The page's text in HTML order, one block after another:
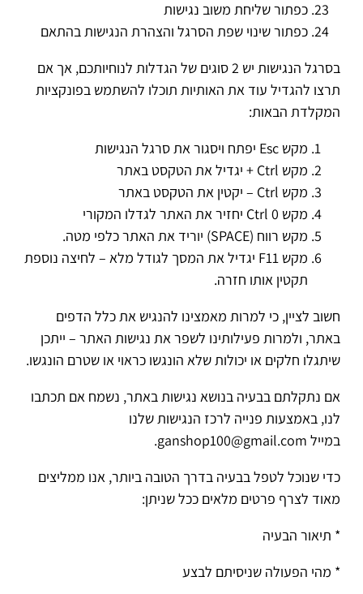
כפתור שליחת משוב נגישות
כפתור שינוי שפת הסרגל והצהרת הנגישות בהתאם
בסרגל הנגישות יש 2 סוגים של הגדלות לנוחיותכם, אך אם
תרצו להגדיל עוד את האותיות תוכלו להשתמש בפונקציות
המקלדת הבאות:
מקש Esc יפתח ויסגור את סרגל הנגישות
מקש Ctrl + יגדיל את הטקסט באתר
מקש Ctrl – יקטין את הטקסט באתר
מקש Ctrl 0 יחזיר את האתר לגדלו המקורי
מקש רווח (SPACE) יוריד את האתר כלפי מטה.
מקש F11 יגדיל את המסך לגודל מלא – לחיצה נוספת
תקטין אותו חזרה.
חשוב לציין, כי למרות מאמצינו להנגיש את כלל הדפים
באתר, ולמרות פעילותינו לשפר את נגישות האתר – ייתכן
שיתגלו חלקים או יכולות שלא הונגשו כראוי או שטרם הונגשו.
אם נתקלתם בבעיה בנושא נגישות באתר, נשמח אם תכתבו
לנו, באמצעות פנייה לרכז הנגישות שלנו
במייל ganshop100@gmail.com.
כדי שנוכל לטפל בבעיה בדרך הטובה ביותר, אנו ממליצים
מאוד לצרף פרטים מלאים ככל שניתן:
* תיאור הבעיה
* מהי הפעולה שניסיתם לבצע